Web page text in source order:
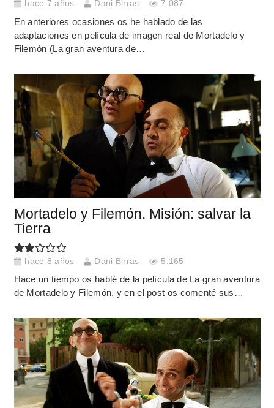
hace 7 años Dani Birras 7.087
En anteriores ocasiones os he hablado de las
adaptaciones en película de imagen real de Mortadelo y
Filemón (La gran aventura de…
Mortadelo y Filemón. Misión: salvar la
Tierra
hace 8 años Dani Birras 5.165
Hace un tiempo os hablé de la película de La gran aventura
de Mortadelo y Filemón, y en el post os comenté sus…